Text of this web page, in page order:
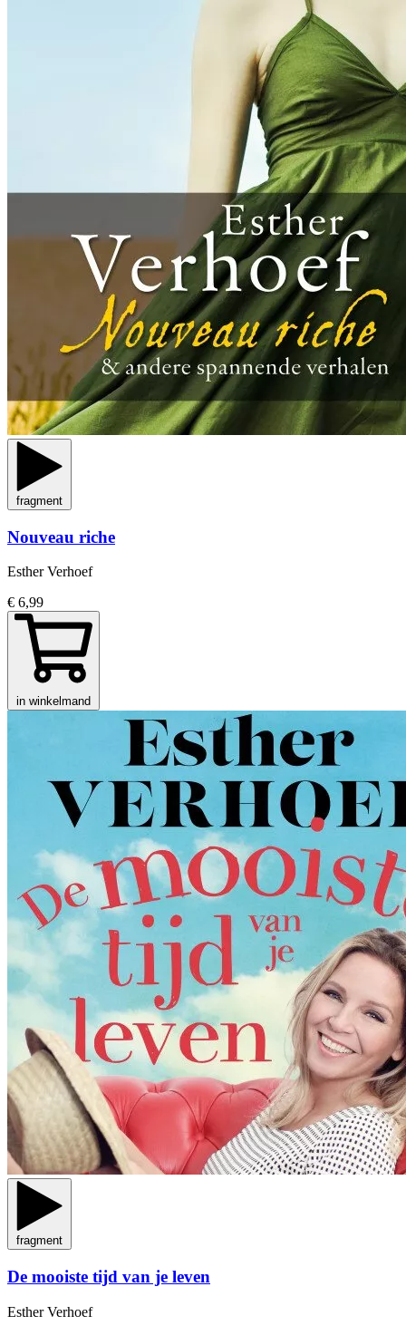
fragment
Nouveau riche
Esther Verhoef
€ 6,99
in winkelmand
fragment
De mooiste tijd van je leven
Esther Verhoef